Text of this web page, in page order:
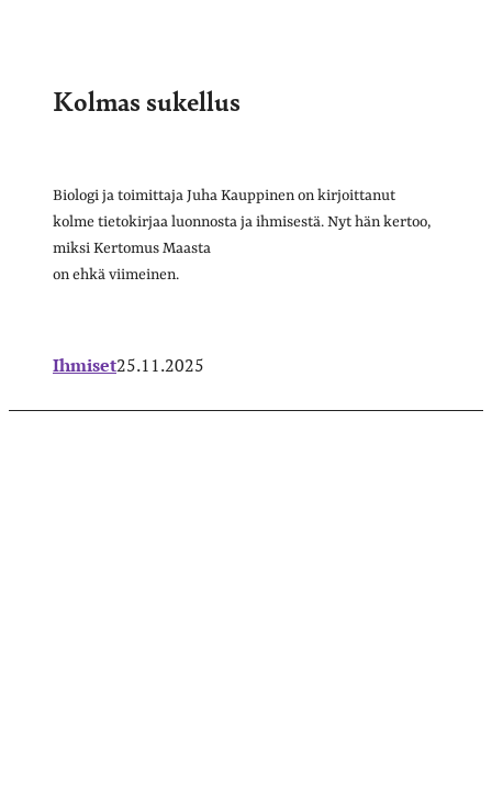
Kolmas sukellus
Biologi ja toimittaja Juha Kauppinen on kirjoittanut
kolme tietokirjaa luonnosta ja ihmisestä. Nyt hän kertoo,
miksi Kertomus Maasta
on ehkä viimeinen.
Ihmiset25.11.2025